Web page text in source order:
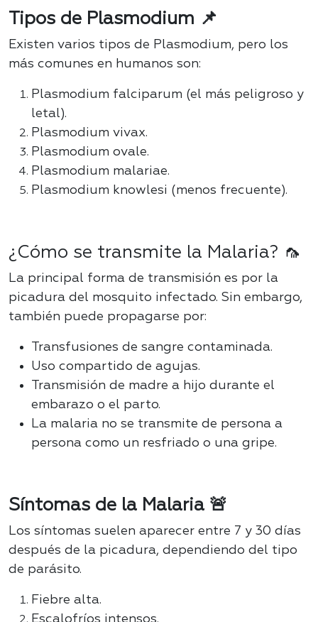
Tipos de Plasmodium 📌
Existen varios tipos de Plasmodium, pero los
más comunes en humanos son:
Plasmodium falciparum (el más peligroso y
letal).
Plasmodium vivax.
Plasmodium ovale.
Plasmodium malariae.
Plasmodium knowlesi (menos frecuente).
¿Cómo se transmite la Malaria? 🦟
La principal forma de transmisión es por la
picadura del mosquito infectado. Sin embargo,
también puede propagarse por:
Transfusiones de sangre contaminada.
Uso compartido de agujas.
Transmisión de madre a hijo durante el
embarazo o el parto.
La malaria no se transmite de persona a
persona como un resfriado o una gripe.
Síntomas de la Malaria 🚨
Los síntomas suelen aparecer entre 7 y 30 días
después de la picadura, dependiendo del tipo
de parásito.
Fiebre alta.
Escalofríos intensos.